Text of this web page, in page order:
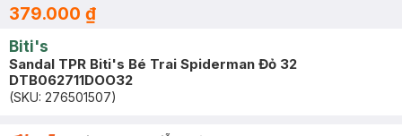
379.000 ₫
Biti's
Sandal TPR Biti's Bé Trai Spiderman Đỏ 32
DTB062711DOO32
(SKU: 276501507)